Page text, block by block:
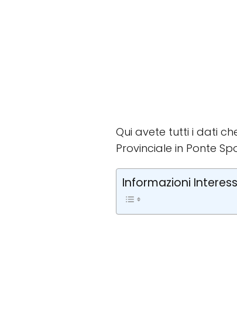
Qui avete tutti i dati
Provinciale in Ponte
Informazioni